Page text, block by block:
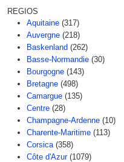
REGIOS
Aquitaine (317)
Auvergne (218)
Baskenland (262)
Basse-Normandie (30)
Bourgogne (143)
Bretagne (498)
Camargue (135)
Centre (28)
Champagne-Ardenne (10)
Charente-Maritime (113)
Corsica (358)
Côte d'Azur (1079)